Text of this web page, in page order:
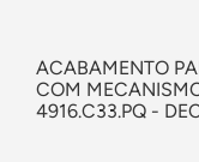
ACABAMENTO
COM
4916.C33.PQ -